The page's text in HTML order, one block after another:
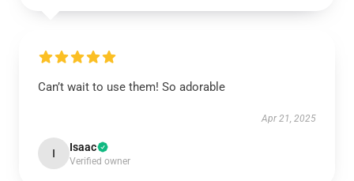
Can’t wait to use them! So adorable
Apr 21, 2025
I Isaac
Verified owner